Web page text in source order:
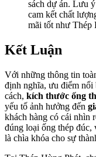
sách dự án. Lưu
cam kết chất
mãi tốt như Thép
Kết Luận
Với những thông tin
định nghĩa, ưu điểm nổi
cách, kích thước ống
yếu tố ảnh hưởng đến
khách hàng có cái nhìn
đúng loại ống thép đúc,
là chìa khóa cho sự